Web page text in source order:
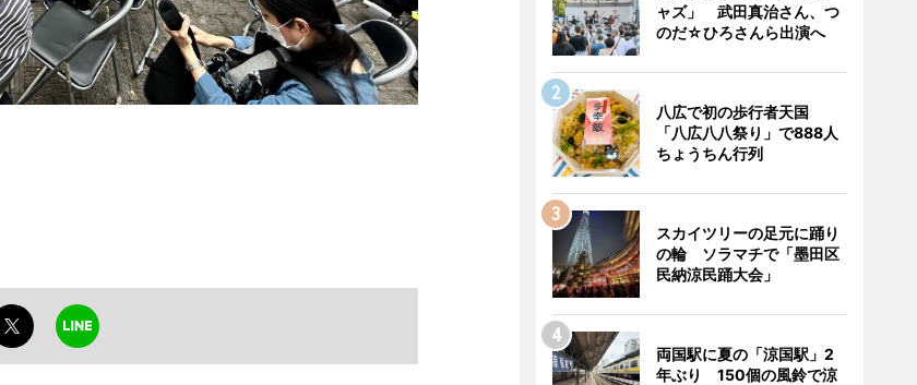
ャズ」 武田真治さん、つ
のだ☆ひろさんら出演へ
八広で初の歩行者天国
「八広八八祭り」で888人
ちょうちん行列
スカイツリーの足元に踊り
の輪 ソラマチで「墨田区
民納涼民踊大会」
両国駅に夏の「涼国駅」2
年ぶり 150個の風鈴で涼